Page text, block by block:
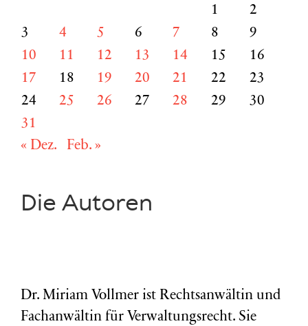
1
2
3
4 5 6 7 8
9
10
11 12 13 14 15
16
17
18 19 20 21 22
23
24
25 26 27 28 29
30
31
« Dez.
Feb. »
Die Autoren
Dr. Miriam Vollmer ist Rechtsanwältin und
Fachanwältin für Verwaltungsrecht. Sie